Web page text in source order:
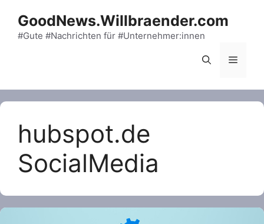
content
GoodNews.Willbraender.com
#Gute #Nachrichten für #Unternehmer:innen
Menu
hubspot.de
SocialMedia